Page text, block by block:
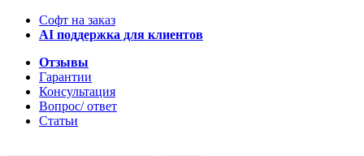
Софт на заказ
AI поддержка для клиентов
Отзывы
Гарантии
Консультация
Вопрос/ ответ
Статьи